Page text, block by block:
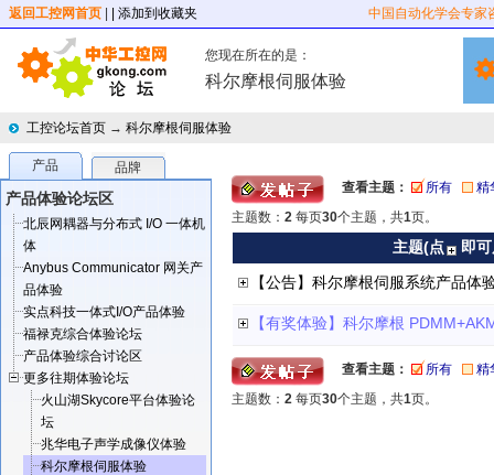
返回工控网首页 | 添加到收藏夹 中国自动化学会专家
您现在所在的是：
科尔摩根伺服体验
工控论坛首页 → 科尔摩根伺服体验
产品 品牌
产品体验论坛区
北辰网耦器与分布式 I/O 一体机
体
Anybus Communicator 网关产
品体验
实点科技一体式I/O产品体验
福禄克综合体验论坛
产品体验综合讨论区
更多往期体验论坛
火山湖Skycore平台体验论
坛
兆华电子声学成像仪体验
科尔摩根伺服体验
查看主题： 所有
精
主题数： 2 每页30个主题，共1页。
主题(点
即
【公告】科尔摩根伺服系统产品体
查看主题： 所有
精
主题数： 2 每页30个主题，共1页。